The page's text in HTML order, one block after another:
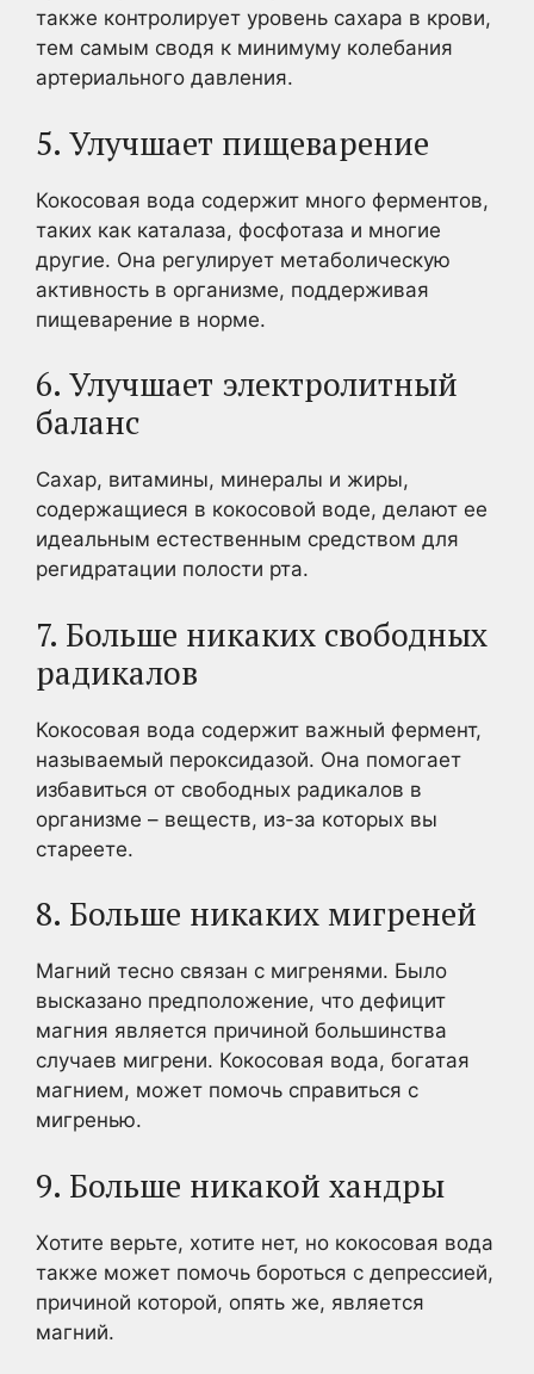
также контролирует уровень сахара в крови,
тем самым сводя к минимуму колебания
артериального давления.
5. Улучшает пищеварение
Кокосовая вода содержит много ферментов,
таких как каталаза, фосфотаза и многие
другие. Она регулирует метаболическую
активность в организме, поддерживая
пищеварение в норме.
6. Улучшает электролитный
баланс
Сахар, витамины, минералы и жиры,
содержащиеся в кокосовой воде, делают ее
идеальным естественным средством для
регидратации полости рта.
7. Больше никаких свободных
радикалов
Кокосовая вода содержит важный фермент,
называемый пероксидазой. Она помогает
избавиться от свободных радикалов в
организме – веществ, из-за которых вы
стареете.
8. Больше никаких мигреней
Магний тесно связан с мигренями. Было
высказано предположение, что дефицит
магния является причиной большинства
случаев мигрени. Кокосовая вода, богатая
магнием, может помочь справиться с
мигренью.
9. Больше никакой хандры
Хотите верьте, хотите нет, но кокосовая вода
также может помочь бороться с депрессией,
причиной которой, опять же, является
магний.